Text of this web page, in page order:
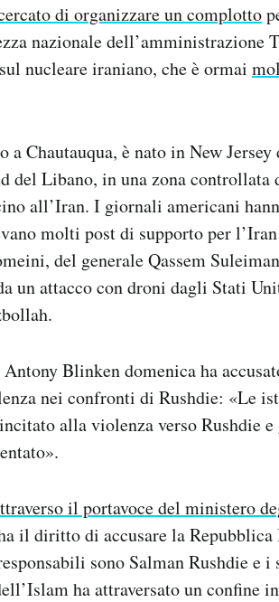
di organizzare un complotto
nazionale dell’amministrazione
nucleare iraniano, che è ormai
a Chautauqua, è nato in New
del Libano, in una zona controllata
all’Iran. I giornali americani
molti post di supporto per
del generale Qassem
un attacco con droni dagli Stati
Blinken domenica ha
nei confronti di Rushdie: «Le
alla violenza verso Rushdie
il portavoce del ministero
il diritto di accusare la
sono Salman Rushdie e i
ha attraversato un confine